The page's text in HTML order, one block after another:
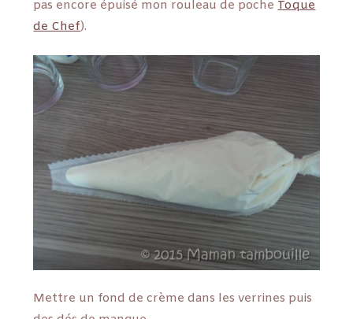
pas encore épuisé mon rouleau de poche Toque
de Chef).
Mettre un fond de crème dans les verrines puis